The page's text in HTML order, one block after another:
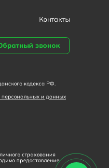
Контакты
звонок
кодекса РФ.
персональных и данных
страхования
предоставление